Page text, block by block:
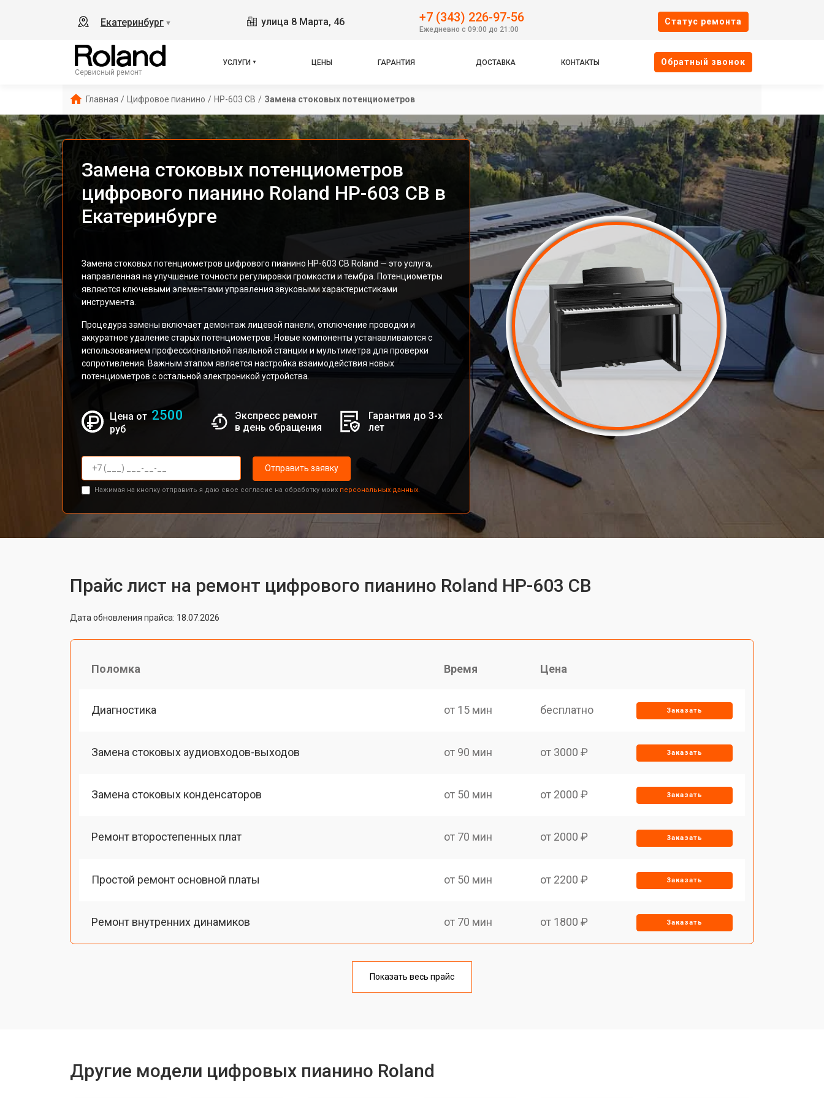
Екатеринбург ▼ улица 8 Марта, 46 +7 (343) 226-97-56
Ежедневно с 09:00 до 21:00
Cтатус ремонта
Сервисный ремонт
УСЛУГИ ЦЕНЫ ГАРАНТИЯ ДОСТАВКА КОНТАКТЫ Oбратный звонок
Главная / Цифровое пианино / HP-603 CB / Замена стоковых потенциометров
Замена стоковых потенциометров
цифрового пианино Roland HP-603 CB в
Екатеринбурге
Замена стоковых потенциометров цифрового пианино HP-603 CB Roland — это услуга,
направленная на улучшение точности регулировки громкости и тембра. Потенциометры
являются ключевыми элементами управления звуковыми характеристиками
инструмента.
Процедура замены включает демонтаж лицевой панели, отключение проводки и
аккуратное удаление старых потенциометров. Новые компоненты устанавливаются с
использованием профессиональной паяльной станции и мультиметра для проверки
сопротивления. Важным этапом является настройка взаимодействия новых
потенциометров с остальной электроникой устройства.
Цена от 2500
руб
Экспресс ремонт
в день обращения
Гарантия до 3-х
лет
Отправить заявку
Нажимая на кнопку отправить я даю свое согласие на обработку моих персональных данных.
Прайс лист на ремонт цифрового пианино Roland HP-603 CB
Дата обновления прайса: 18.07.2026
Поломка Время Цена
Диагностика от 15 мин бесплатно Заказать
Замена стоковых аудиовходов-выходов от 90 мин от 3000 ₽ Заказать
Замена стоковых конденсаторов от 50 мин от 2000 ₽ Заказать
Ремонт второстепенных плат от 70 мин от 2000 ₽ Заказать
Простой ремонт основной платы от 50 мин от 2200 ₽ Заказать
Ремонт внутренних динамиков от 70 мин от 1800 ₽ Заказать
от 50 мин
Показать весь прайс
Другие модели цифровых пианино Roland